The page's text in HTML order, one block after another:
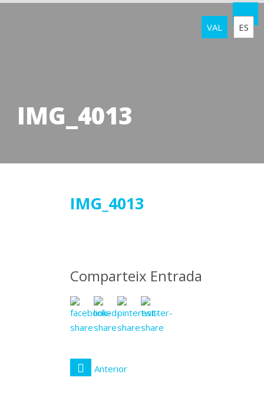
VAL ES
IMG_4013
IMG_4013
Comparteix Entrada
Anterior